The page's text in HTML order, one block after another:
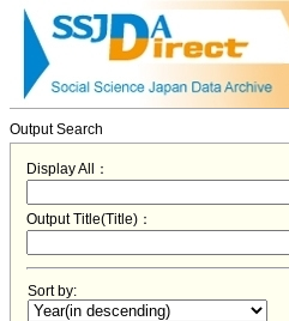
Output Search
Display All：
Output Title(Title)：
Sort by: